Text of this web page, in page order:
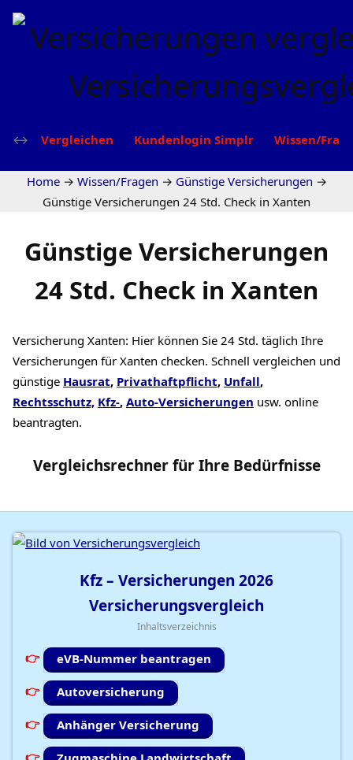
Vergleichen Kundenlogin Simplr Wissen/
Home → Wissen/Fragen → Günstige Versicherungen →
Günstige Versicherungen 24 Std. Check in Xanten
Günstige Versicherungen
24 Std. Check in Xanten
Versicherung Xanten: Hier können Sie 24 Std. täglich Ihre
Versicherungen für Xanten checken. Schnell vergleichen und
günstige Hausrat, Privathaftpflicht, Unfall,
Rechtsschutz, Kfz-, Auto-Versicherungen usw. online
beantragten.
Vergleichsrechnerfür Ihre Bedürfnisse
Kfz – Versicherungen 2026
Versicherungsvergleich
Inhaltsverzeichnis
eVB-Nummer beantragen
Autoversicherung
Anhänger Versicherung